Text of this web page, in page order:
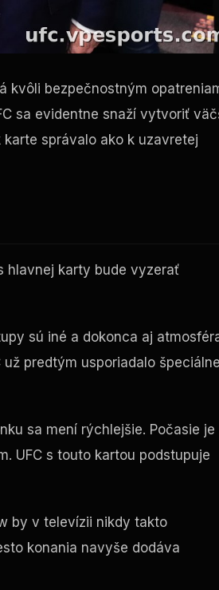
kvôli bezpečnostným
sa evidentne snaží vytvoriť
správalo ako k uzavretej
hlavnej karty bude vyzerať
sú iné a dokonca aj
predtým usporiadalo špeciálne
sa mení rýchlejšie. Počasie je
UFC s touto kartou podstupuje
by v televízii nikdy takto
konania navyše dodáva